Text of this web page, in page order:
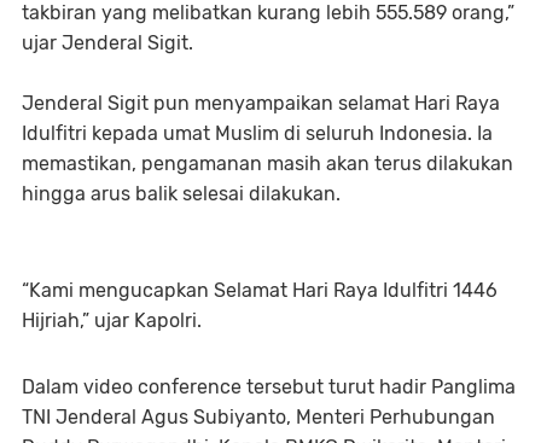
takbiran yang melibatkan kurang lebih 555.589 orang,”
ujar Jenderal Sigit.
Jenderal Sigit pun menyampaikan selamat Hari Raya
Idulfitri kepada umat Muslim di seluruh Indonesia. Ia
memastikan, pengamanan masih akan terus dilakukan
hingga arus balik selesai dilakukan.
“Kami mengucapkan Selamat Hari Raya Idulfitri 1446
Hijriah,” ujar Kapolri.
Dalam video conference tersebut turut hadir Panglima
TNI Jenderal Agus Subiyanto, Menteri Perhubungan